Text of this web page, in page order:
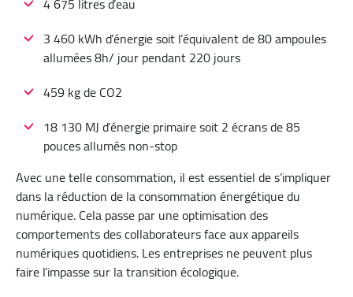
3 460 kWh d’énergie soit l’équivalent de 80 ampoules
allumées 8h/ jour pendant 220 jours
459 kg de CO2
18 130 MJ d’énergie primaire soit 2 écrans de 85
pouces allumés non-stop
Avec une telle consommation, il est essentiel de s’impliquer
dans la réduction de la consommation énergétique du
numérique. Cela passe par une optimisation des
comportements des collaborateurs face aux appareils
numériques quotidiens. Les entreprises ne peuvent plus
faire l’impasse sur la transition écologique.